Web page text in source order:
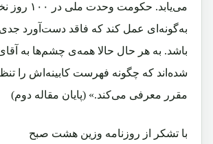
می‌یابد. حکومت
به‌گونه‌ای عمل کند که فاقد دست‌آورد
باشد. به هر حال حالا همه‌ی چشم‌ها به
شده‌اند که چگونه فهرست کابینه‌اش را
مقرر معرفی می‌کند.» (پایان مقاله دوم)
با تشکر از روزنامه وزین هشت صبح